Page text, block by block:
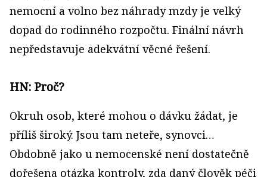
nemocní a volno bez náhrady mzdy je velký
dopad do rodinného rozpočtu. Finální návrh
nepředstavuje adekvátní věcné řešení.
HN: Proč?
Okruh osob, které mohou o dávku žádat, je
příliš široký. Jsou tam neteře, synovci…
Obdobně jako u nemocenské není dostatečně
dořešena otázka kontroly, zda daný člověk péči